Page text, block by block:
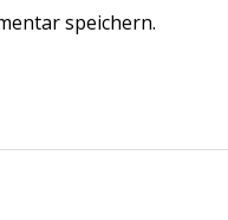
speichern.